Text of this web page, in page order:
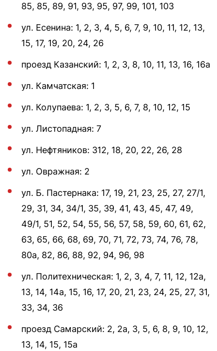
85, 85, 89, 91, 93, 95, 97, 99, 101, 103
ул. Есенина: 1, 2, 3, 4, 5, 6, 7, 9, 10, 11, 12, 13,
15, 17, 19, 20, 24, 26
проезд Казанский: 1, 2, 3, 8, 10, 11, 13, 16, 16а
ул. Камчатская: 1
ул. Колупаева: 1, 2, 3, 5, 6, 7, 8, 10, 12, 15
ул. Листопадная: 7
ул. Нефтяников: 312, 18, 20, 22, 26, 28
ул. Овражная: 2
ул. Б. Пастернака: 17, 19, 21, 23, 25, 27, 27/1,
29, 31, 34, 34/1, 35, 39, 41, 43, 45, 47, 49,
49/1, 51, 52, 54, 55, 56, 57, 58, 59, 60, 61, 62,
63, 65, 66, 68, 69, 70, 71, 72, 73, 74, 76, 78,
80а, 82, 86, 88, 92, 94, 96, 98
ул. Политехническая: 1, 2, 3, 4, 7, 11, 12, 12а,
13, 14, 14а, 15, 16, 17, 20, 21, 23, 24, 25, 27, 31,
33, 34, 36
проезд Самарский: 2, 2а, 3, 5, 6, 8, 9, 10, 12,
13, 14, 15, 15а